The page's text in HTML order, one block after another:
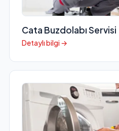
Cata Buzdolabı Servisi
Detaylı bilgi →